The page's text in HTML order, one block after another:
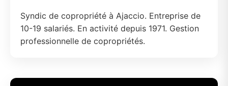
Syndic de copropriété à Ajaccio. Entreprise de
10-19 salariés. En activité depuis 1971. Gestion
professionnelle de copropriétés.